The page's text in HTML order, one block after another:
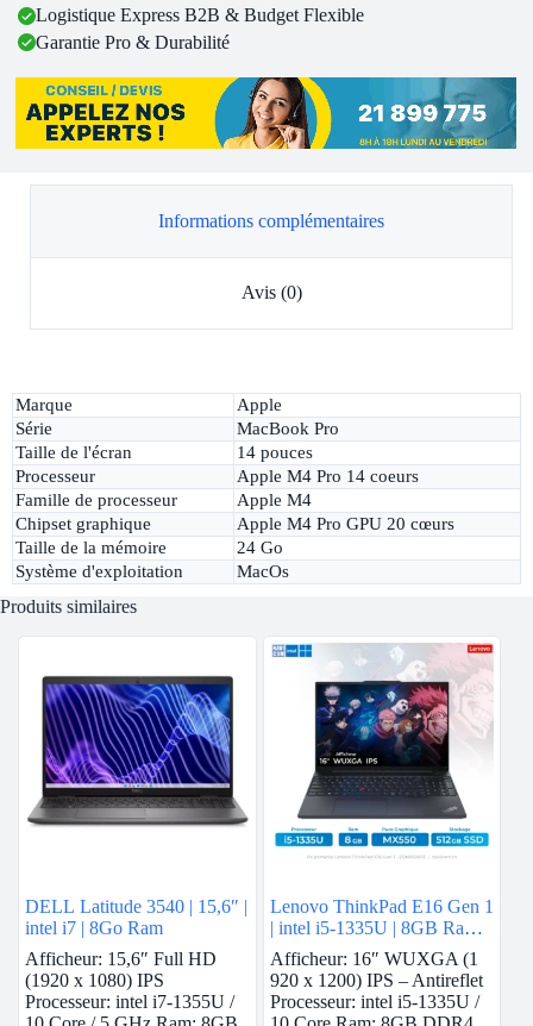
Logistique Express B2B & Budget Flexible
Garantie Pro & Durabilité
Informations complémentaires
Avis (0)
Marque
Apple
Série
MacBook Pro
Taille de l'écran
14 pouces
Processeur
Apple M4 Pro 14 coeurs
Famille de processeur
Apple M4
Chipset graphique
Apple M4 Pro GPU 20 cœurs
Taille de la mémoire
24 Go
Système d'exploitation
MacOs
Produits similaires
DELL Latitude 3540 | 15,6″ |
intel i7 | 8Go Ram
Afficheur: 15,6″ Full HD
(1920 x 1080) IPS
Processeur: intel i7-1355U /
Lenovo ThinkPad E16 Gen 1
| intel i5-1335U | 8GB Ram |
Nvidia MX550 | 512GB
SSD
Afficheur: 16″ WUXGA (1
920 x 1200) IPS – Antireflet
Processeur: intel i5-1335U /